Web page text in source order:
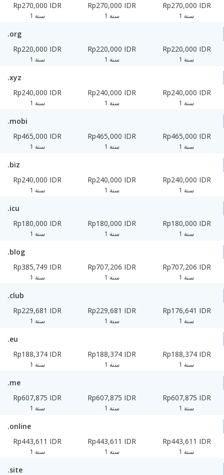
Rp270,000 IDR
1 سنة
Rp270,000 IDR
1 سنة
Rp270,000 IDR
1 سنة
.org
Rp220,000 IDR
1 سنة
Rp220,000 IDR
1 سنة
Rp220,000 IDR
1 سنة
.xyz
Rp240,000 IDR
1 سنة
Rp240,000 IDR
1 سنة
Rp240,000 IDR
1 سنة
.mobi
Rp465,000 IDR
1 سنة
Rp465,000 IDR
1 سنة
Rp465,000 IDR
1 سنة
.biz
Rp240,000 IDR
1 سنة
Rp240,000 IDR
1 سنة
Rp240,000 IDR
1 سنة
.icu
Rp180,000 IDR
1 سنة
Rp180,000 IDR
1 سنة
Rp180,000 IDR
1 سنة
.blog
Rp385,749 IDR
1 سنة
Rp707,206 IDR
1 سنة
Rp707,206 IDR
1 سنة
.club
Rp229,681 IDR
1 سنة
Rp229,681 IDR
1 سنة
Rp176,641 IDR
1 سنة
.eu
Rp188,374 IDR
1 سنة
Rp188,374 IDR
1 سنة
Rp188,374 IDR
1 سنة
.me
Rp607,875 IDR
1 سنة
Rp607,875 IDR
1 سنة
Rp607,875 IDR
1 سنة
.online
Rp443,611 IDR
1 سنة
Rp443,611 IDR
1 سنة
Rp443,611 IDR
1 سنة
.site